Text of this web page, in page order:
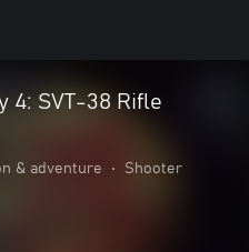
4: SVT-38 Rifle
& adventure • Shooter